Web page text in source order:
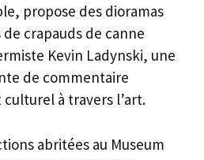
propose des dioramas
crapauds de canne
Kevin Ladynski, une
de commentaire
à travers l’art.
abritées au Museum